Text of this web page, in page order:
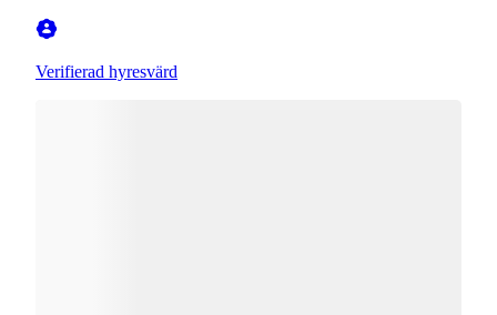
Verifierad hyresvärd